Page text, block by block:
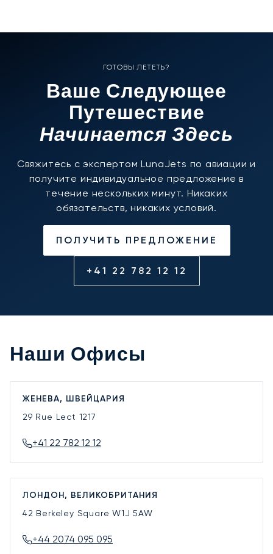
ГОТОВЫ ЛЕТЕТЬ?
Ваше Следующее
Путешествие
Начинается Здесь
Свяжитесь с экспертом LunaJets по авиации и
получите индивидуальное предложение в
течение нескольких минут. Никаких
обязательств, никаких условий.
ПОЛУЧИТЬ ПРЕДЛОЖЕНИЕ
+41 22 782 12 12
Наши Офисы
ЖЕНЕВА, ШВЕЙЦАРИЯ
29 Rue Lect 1217
+41 22 782 12 12
ЛОНДОН, ВЕЛИКОБРИТАНИЯ
42 Berkeley SquareW1J 5AW
+44 2074 095 095